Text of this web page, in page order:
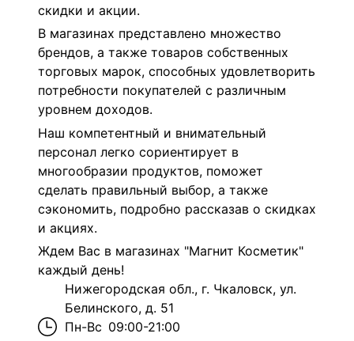
скидки и акции.
В магазинах представлено множество
брендов, а также товаров собственных
торговых марок, способных удовлетворить
потребности покупателей с различным
уровнем доходов.
Наш компетентный и внимательный
персонал легко сориентирует в
многообразии продуктов, поможет
сделать правильный выбор, а также
сэкономить, подробно рассказав о скидках
и акциях.
Ждем Вас в магазинах "Магнит Косметик"
каждый день!
Нижегородская обл., г. Чкаловск, ул.
Белинского, д. 51
Пн-Вс 09:00-21:00